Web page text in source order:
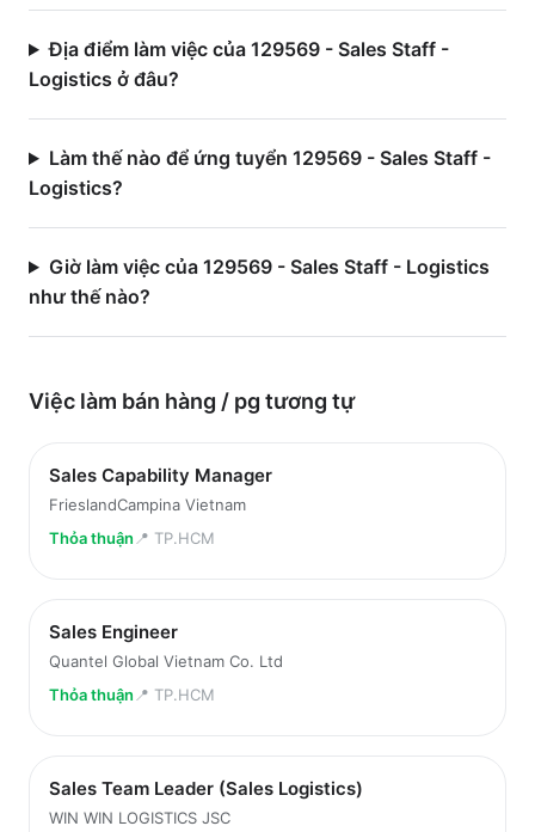
Địa điểm làm việc của 129569 - Sales Staff -
Logistics ở đâu?
Làm thế nào để ứng tuyển 129569 - Sales Staff -
Logistics?
Giờ làm việc của 129569 - Sales Staff - Logistics
như thế nào?
Việc làm bán hàng / pg tương tự
Sales Capability Manager
FrieslandCampina Vietnam
Thỏa thuận 📍 TP.HCM
Sales Engineer
Quantel Global Vietnam Co. Ltd
Thỏa thuận 📍 TP.HCM
Sales Team Leader (Sales Logistics)
WIN WIN LOGISTICS JSC